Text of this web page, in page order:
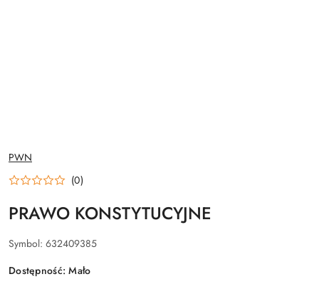
NAZWA
PRODUCENTA:
PWN
(0)
PRAWO KONSTYTUCYJNE
Symbol: 632409385
Dostępność:Mało